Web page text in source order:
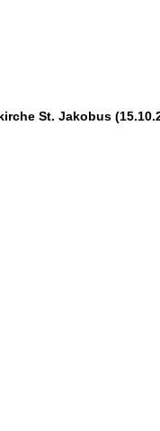
St. Jakobus